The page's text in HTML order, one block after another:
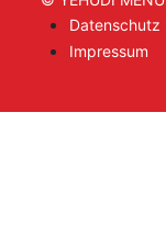
Datenschutz
Impressum